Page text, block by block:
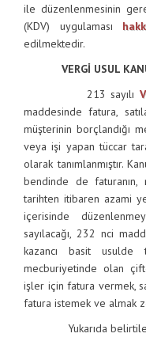
ile düzenlenmesinin
(KDV) uygulaması
edilmektedir.
VERGİ USUL
213 sayılı
maddesinde fatura,
müşterinin borçlandığı
veya işi yapan tüccar
olarak tanımlanmıştır.
bendinde de faturanın,
tarihten itibaren azami
içerisinde
sayılacağı, 232 nci
kazancı basit
mecburiyetinde olan
işler için fatura vermek,
fatura istemek ve almak
Yukarıda belirtilen